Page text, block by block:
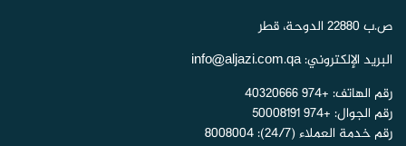
ص.ب 22880 الدوحة، قطر
البريد الإلكتروني:info@aljazi.com.qa
رقم الهاتف: +974 40320666
رقم الجوال: +974 50008191
رقم خدمة العملاء (24/7):
8008004